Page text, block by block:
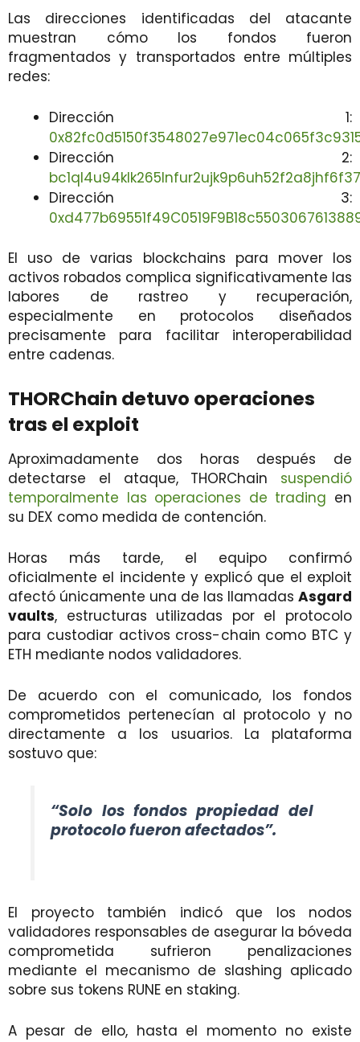
Las direcciones identificadas del atacante
muestran cómo los fondos fueron
fragmentados y transportados entre múltiples
redes:
Dirección 1:
Dirección 2:
bc1ql4u94klk265lnfur2ujk9p6uh52f2a8jhf6f37
Dirección 3:
El uso de varias blockchains para mover los
activos robados complica significativamente las
labores de rastreo y recuperación,
especialmente en protocolos diseñados
precisamente para facilitar interoperabilidad
entre cadenas.
THORChain detuvo operaciones
tras el exploit
Aproximadamente dos horas después de
detectarse el ataque, THORChain suspendió
temporalmente las operaciones de trading en
su DEX como medida de contención.
Horas más tarde, el equipo confirmó
oficialmente el incidente y explicó que el exploit
afectó únicamente una de las llamadas Asgard
vaults, estructuras utilizadas por el protocolo
para custodiar activos cross-chain como BTC y
ETH mediante nodos validadores.
De acuerdo con el comunicado, los fondos
comprometidos pertenecían al protocolo y no
directamente a los usuarios. La plataforma
sostuvo que:
“Solo los fondos propiedad del
protocolo fueron afectados”.
El proyecto también indicó que los nodos
validadores responsables de asegurar la bóveda
comprometida sufrieron penalizaciones
mediante el mecanismo de slashing aplicado
sobre sus tokens RUNE en staking.
A pesar de ello, hasta el momento no existe